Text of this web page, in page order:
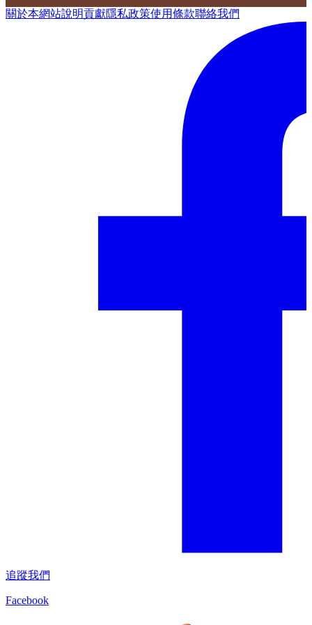
關於本網站說明貢獻隱私政策使用條款聯絡我們
追蹤我們
Facebook